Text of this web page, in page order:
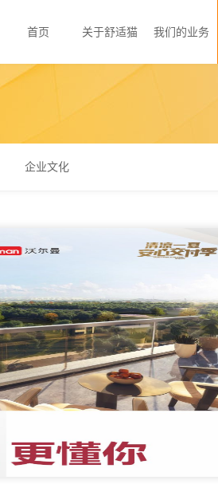
首页 关于舒适猫 我们的业务
企业文化